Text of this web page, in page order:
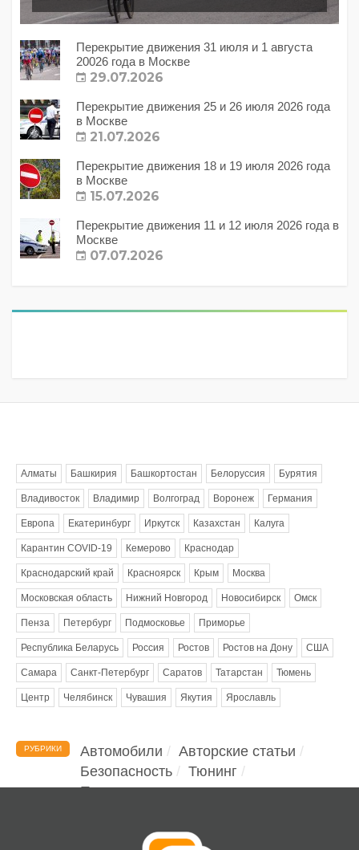
Перекрытие движения 31 июля и 1 августа
20026 года в Москве
29.07.2026
Перекрытие движения 25 и 26 июля 2026 года
в Москве
21.07.2026
Перекрытие движения 18 и 19 июля 2026 года
в Москве
15.07.2026
Перекрытие движения 11 и 12 июля 2026 года в
Москве
07.07.2026
Алматы Башкирия Башкортостан Белоруссия Бурятия
Владивосток Владимир Волгоград Воронеж Германия
Европа Екатеринбург Иркутск Казахстан Калуга
Карантин COVID-19 Кемерово Краснодар
Краснодарский край Красноярск Крым Москва
Московская область Нижний Новгород Новосибирск Омск
Пенза Петербург Подмосковье Приморье
Республика Беларусь Россия Ростов Ростов на Дону США
Самара Санкт-Петербург Саратов Татарстан Тюмень
Центр Челябинск Чувашия Якутия Ярославль
РУБРИКИ Автомобили
Авторские статьи
Безопасность
Тюнинг
Помощь водителю